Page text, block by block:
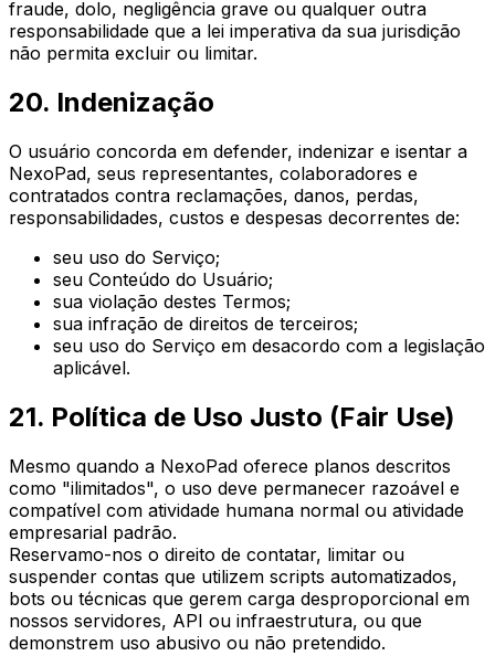
fraude, dolo, negligência grave ou qualquer outra
responsabilidade que a lei imperativa da sua jurisdição
não permita excluir ou limitar.
20. Indenização
O usuário concorda em defender, indenizar e isentar a
NexoPad, seus representantes, colaboradores e
contratados contra reclamações, danos, perdas,
responsabilidades, custos e despesas decorrentes de:
seu uso do Serviço;
seu Conteúdo do Usuário;
sua violação destes Termos;
sua infração de direitos de terceiros;
seu uso do Serviço em desacordo com a legislação
aplicável.
21. Política de Uso Justo (Fair Use)
Mesmo quando a NexoPad oferece planos descritos
como "ilimitados", o uso deve permanecer razoável e
compatível com atividade humana normal ou atividade
empresarial padrão.
Reservamo-nos o direito de contatar, limitar ou
suspender contas que utilizem scripts automatizados,
bots ou técnicas que gerem carga desproporcional em
nossos servidores, API ou infraestrutura, ou que
demonstrem uso abusivo ou não pretendido.